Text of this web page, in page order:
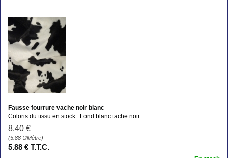
Fausse fourrure vache noir blanc
Coloris du tissu en stock : Fond blanc tache noir
8.40 €
(5.88 €/Mètre)
5.88 € T.T.C.